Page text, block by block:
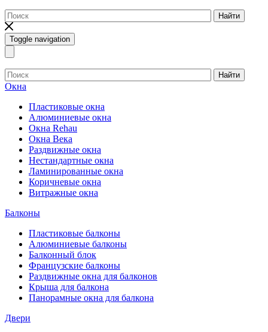
Найти
Toggle navigation
Найти
Окна
Пластиковые окна
Алюминиевые окна
Окна Rehau
Окна Века
Раздвижные окна
Нестандартные окна
Ламинированные окна
Коричневые окна
Витражные окна
Балконы
Пластиковые балконы
Алюминиевые балконы
Балконный блок
Французские балконы
Раздвижные окна для балконов
Крыша для балкона
Панорамные окна для балкона
Двери